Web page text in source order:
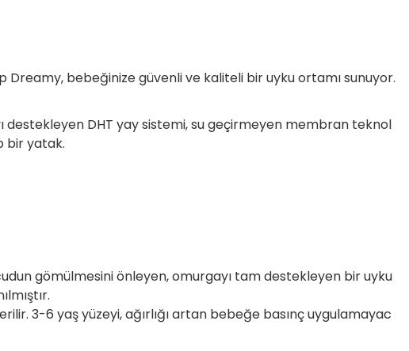
bebeğinize güvenli ve kaliteli bir uyku ortamı sunuyor.
destekleyen DHT yay sistemi, su geçirmeyen membran teknol
bir yatak.
gömülmesini önleyen, omurgayı tam destekleyen bir uyku
3-6 yaş yüzeyi, ağırlığı artan bebeğe basınç uygulamayac